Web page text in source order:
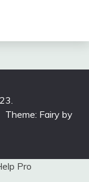
Theme: Fairy by